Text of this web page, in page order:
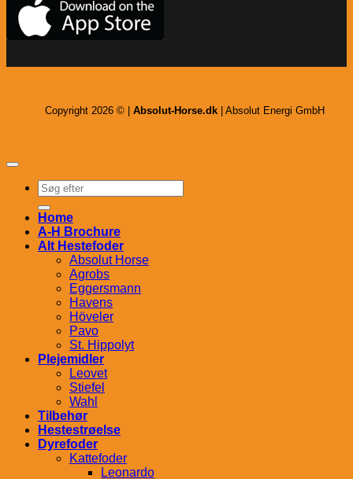
Copyright 2026 © | Absolut-Horse.dk| Absolut Energi GmbH
Søg
efter:
Home
A-H Brochure
Alt Hestefoder
Absolut Horse
Agrobs
Eggersmann
Havens
Höveler
Pavo
St. Hippolyt
Plejemidler
Leovet
Stiefel
Wahl
Tilbehør
Hestestrøelse
Dyrefoder
Kattefoder
Leonardo